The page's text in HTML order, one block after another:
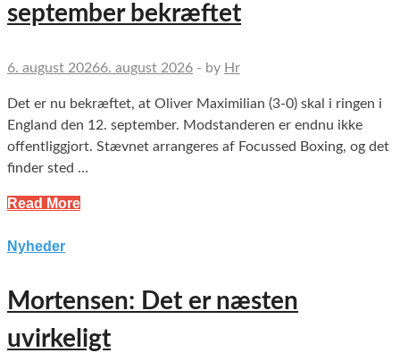
september bekræftet
6. august 20266. august 2026 - by Hr
Det er nu bekræftet, at Oliver Maximilian (3-0) skal i ringen i
England den 12. september. Modstanderen er endnu ikke
offentliggjort. Stævnet arrangeres af Focussed Boxing, og det
finder sted …
Read More
Nyheder
Mortensen: Det er næsten
uvirkeligt